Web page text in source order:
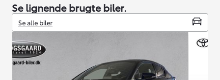
Se lignende brugte biler.
Se alle biler